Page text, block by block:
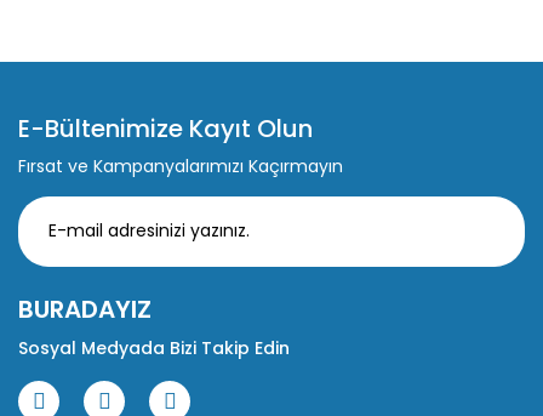
E-Bültenimize Kayıt Olun
Fırsat ve Kampanyalarımızı Kaçırmayın
BURADAYIZ
Sosyal Medyada Bizi Takip Edin